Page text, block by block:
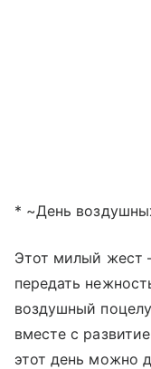
* ~День
Этот милый жест
передать
воздушный
вместе с
этот день можно